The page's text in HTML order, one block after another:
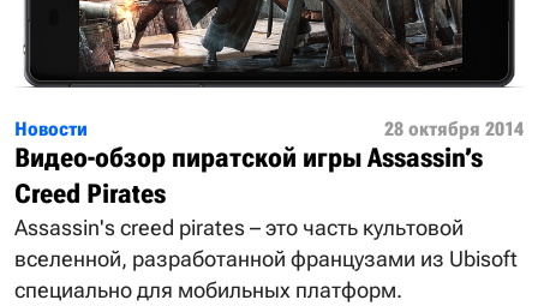
Новости 28 октября 2014
Видео-обзор пиратской игры Assassin’s
Creed Pirates
Assassin's creed pirates – это часть культовой
вселенной, разработанной французами из Ubisoft
специально для мобильных платформ.